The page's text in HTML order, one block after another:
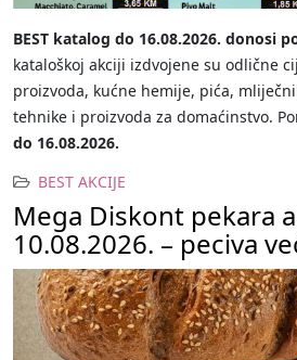
BEST katalog do 16.08.2026. donosi
kataloškoj akciji izdvojene su odlične
proizvoda, kućne hemije, pića,
tehnike i proizvoda za domaćinstvo.
do 16.08.2026.
BEST AKCIJE
Mega Diskont pekara
10.08.2026. – peciva